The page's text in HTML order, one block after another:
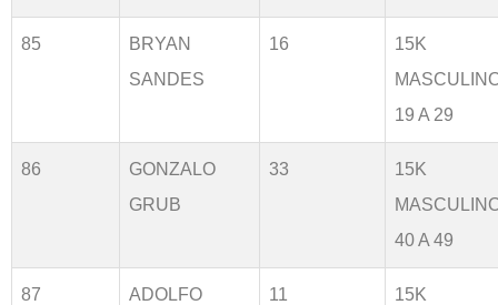
85
BRYAN
SANDES
16
15K
19 A 29
86
GONZALO
GRUB
33
15K
40 A 49
87
ADOLFO
11
15K